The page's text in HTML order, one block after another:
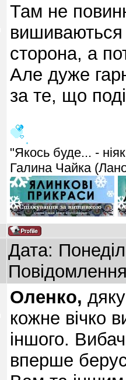
Там не
сторона, а
Але дуже
за те, що
"Якось буде... -
Галина Чайка
Дата:
Оленко,
кожне вічко
іншого.
вперше